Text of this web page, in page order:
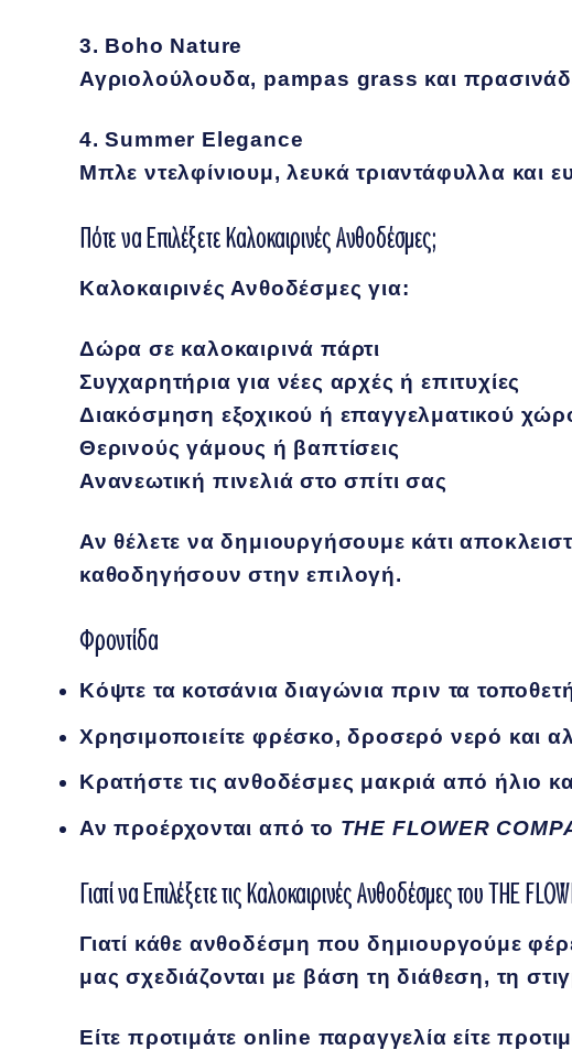
3. Boho Nature
Αγριολούλουδα, pampas grass και
4. Summer Elegance
Μπλε ντελφίνιουμ, λευκά τριαντάφυλλα και
Πότε να Επιλέξετε Καλοκαιρινές Ανθοδέσμες;
Καλοκαιρινές Ανθοδέσμες για:
Δώρα σε καλοκαιρινά πάρτι
Συγχαρητήρια για νέες αρχές ή επιτυχίες
Διακόσμηση εξοχικού ή επαγγελματικού
Θερινούς γάμους ή βαπτίσεις
Ανανεωτική πινελιά στο σπίτι σας
Αν θέλετε να δημιουργήσουμε κάτι
καθοδηγήσουν στην επιλογή.
Φροντίδα
Κόψτε τα κοτσάνια διαγώνια πριν τα
Χρησιμοποιείτε φρέσκο, δροσερό νερό και
Κρατήστε τις ανθοδέσμες μακριά από ήλιο
Αν προέρχονται από το THE FLOWER
Γιατί να Επιλέξετε τις Καλοκαιρινές Ανθοδέσμες του THE
Γιατί κάθε ανθοδέσμη που δημιουργούμε
μας σχεδιάζονται με βάση τη διάθεση, τη
Είτε προτιμάτε online παραγγελία είτε